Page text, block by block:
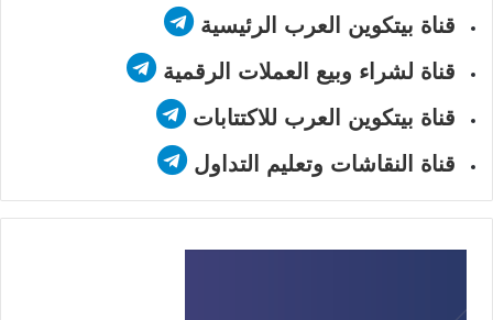
قناة بيتكوين العرب الرئيسية
قناة لشراء وبيع العملات الرقمية
قناة بيتكوين العرب للاكتتابات
قناة النقاشات وتعليم التداول